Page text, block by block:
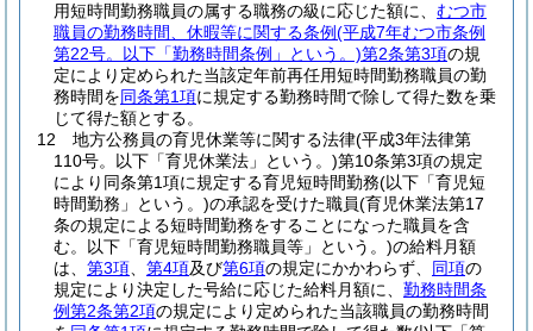
用短時間勤務職員の属する職務の級に応じた額に、 むつ市
職員の勤務時間、休暇等に関する条例(平成7年むつ市条例
第22号。以下「勤務時間条例」という。)第2条第3項の規
定により定められた当該定年前再任用短時間勤務職員の勤
務時間を同条第1項に規定する勤務時間で除して得た数を乗
じて得た額とする。
12
地方公務員の育児休業等に関する法律(平成3年法律第
110号。以下「育児休業法」という。)第10条第3項の規定
により同条第1項に規定する育児短時間勤務(以下「育児短
時間勤務」という。)の承認を受けた職員(育児休業法第17
条の規定による短時間勤務をすることになった職員を含
む。以下「育児短時間勤務職員等」という。)の給料月額
は、 第3項 第4項及び第6項の規定にかかわらず、 同項の
規定により決定した号給に応じた給料月額に、 勤務時間条
例第2条第2項の規定により定められた当該職員の勤務時間